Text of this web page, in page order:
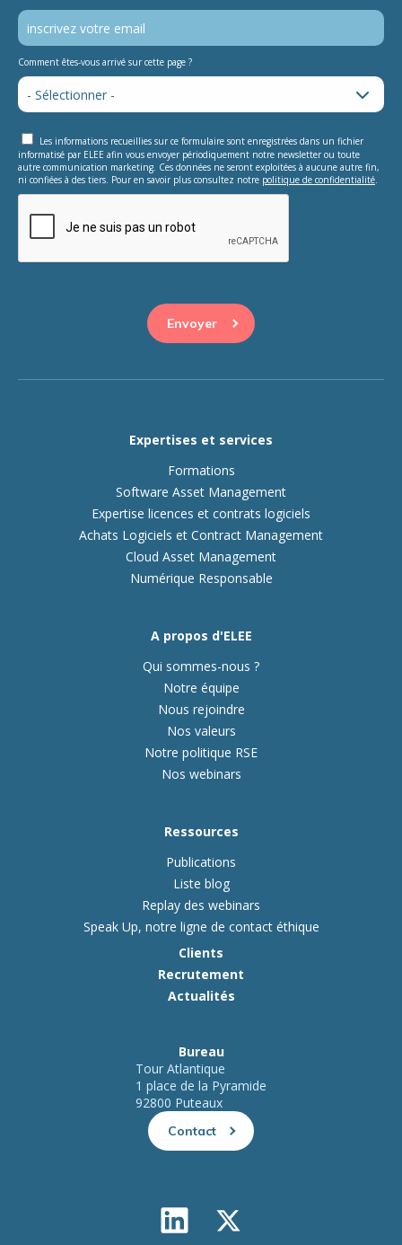
Comment êtes-vous arrivé sur cette page ?
Les informations recueillies sur ce formulaire sont enregistrées dans un fichier
informatisé par ELEE afin vous envoyer périodiquement notre newsletter ou toute
autre communication marketing. Ces données ne seront exploitées à aucune autre fin,
ni confiées à des tiers. Pour en savoir plus consultez notre politique de confidentialité.
Expertises et services
Formations
Software Asset Management
Expertise licences et contrats logiciels
Achats Logiciels et Contract Management
Cloud Asset Management
Numérique Responsable
A propos d'ELEE
Qui sommes-nous ?
Notre équipe
Nous rejoindre
Nos valeurs
Notre politique RSE
Nos webinars
Ressources
Publications
Liste blog
Replay des webinars
Speak Up, notre ligne de contact éthique
Clients
Recrutement
Actualités
Bureau
Tour Atlantique
1 place de la Pyramide
92800 Puteaux
Contact